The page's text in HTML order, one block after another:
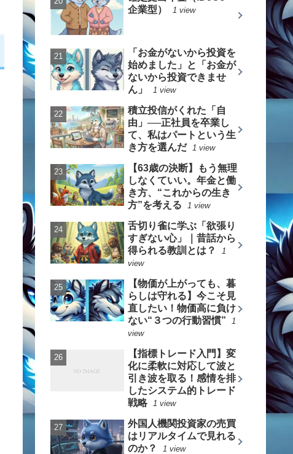
企業型）
1 view
「お金がないから投資を
始めました」と「お金が
ないから投資できませ
ん」
1 view
積立投信がくれた「自
由」──正社員を卒業し
て、私はパートという生
き方を選んだ
1 view
【63歳の決断】もう無理
しなくていい。年金と働
き方、“これからの生き
方”を考える
1 view
舌切り雀に学ぶ「欲張り
すぎない心」｜昔話から
得られる教訓とは？
1
view
【物価が上がっても、暮
らしは守れる】今こそ見
直したい！物価高に負け
ない“３つの行動習慣”
1
view
【指標トレード入門】変
化に柔軟に対応して波と
引き波を取る！感情を排
したシステム的トレード
戦略
1 view
外国人機関投資家の売買
はリアルタイムで見れる
のか？
1 view